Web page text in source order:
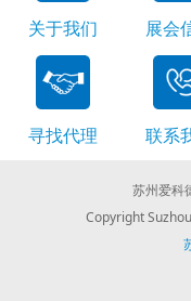
关于我们 展会
寻找代理 联系
苏州爱科
Copyright